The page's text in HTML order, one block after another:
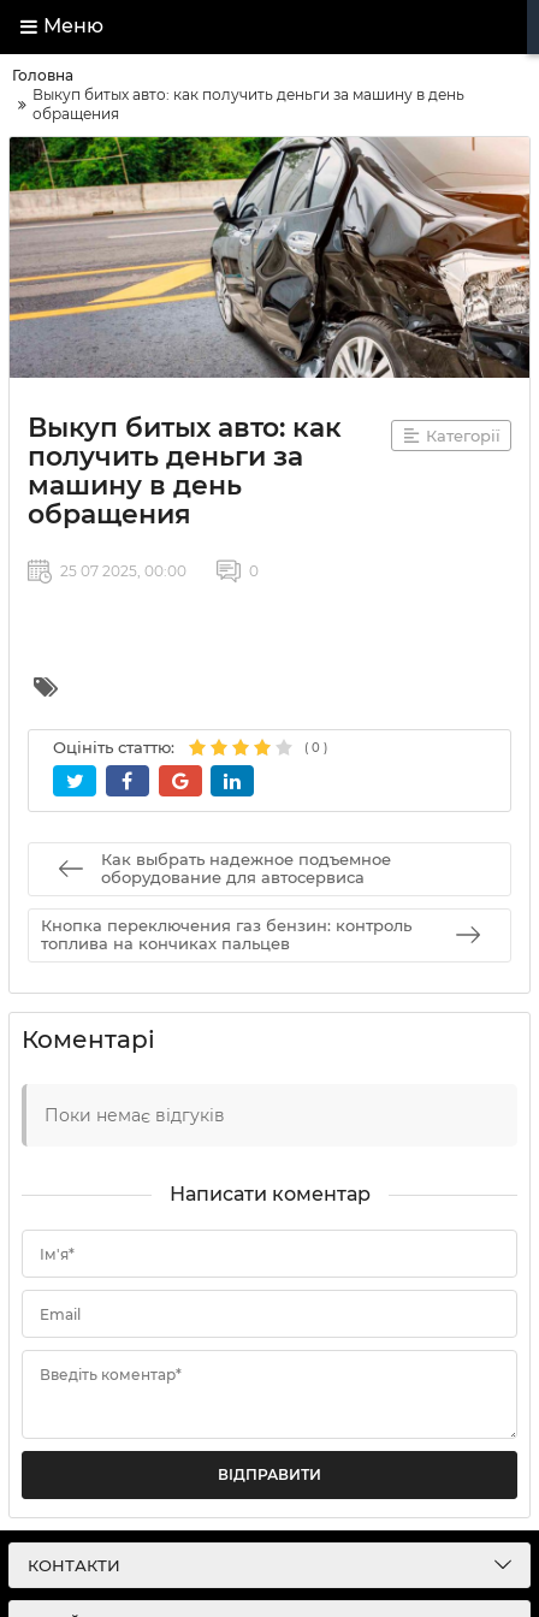
Меню
Головна
Выкуп битых авто: как получить деньги за машину в день
обращения
Выкуп битых авто: как
получить деньги за
машину в день
обращения
Категорії
25 07 2025, 00:00 0
Оцініть статтю: ( 0 )
Как выбрать надежное подъемное
оборудование для автосервиса
Кнопка переключения газ бензин: контроль
топлива на кончиках пальцев
Коментарі
Поки немає відгуків
Написати коментар
Ім'я*
Email
Введіть коментар*
ВІДПРАВИТИ
КОНТАКТИ